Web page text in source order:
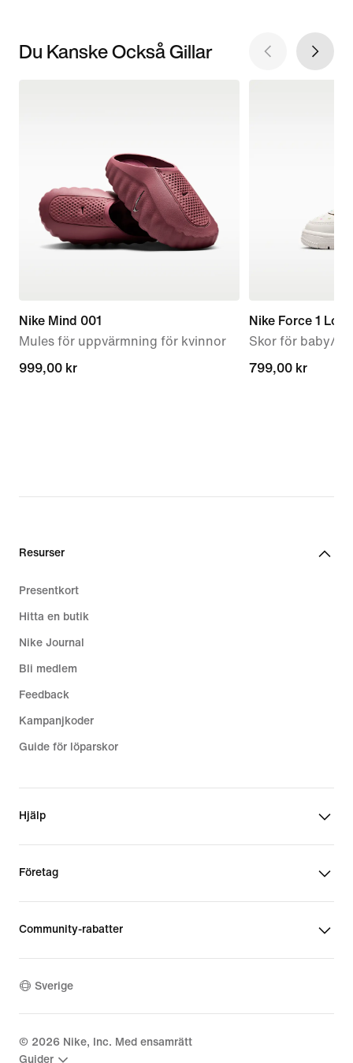
Du Kanske Också Gillar
Nike Mind 001
Mules för uppvärmning för kvinnor
999,00 kr
999,00 kr
Nike Force 1 Low
Skor för baby/
799,00 kr
799,00 kr
Resurser
Presentkort
Hitta en butik
Nike Journal
Bli medlem
Feedback
Kampanjkoder
Guide för löparskor
Hjälp
Företag
Community-rabatter
Sverige
© 2026 Nike, Inc. Med ensamrätt
Guider